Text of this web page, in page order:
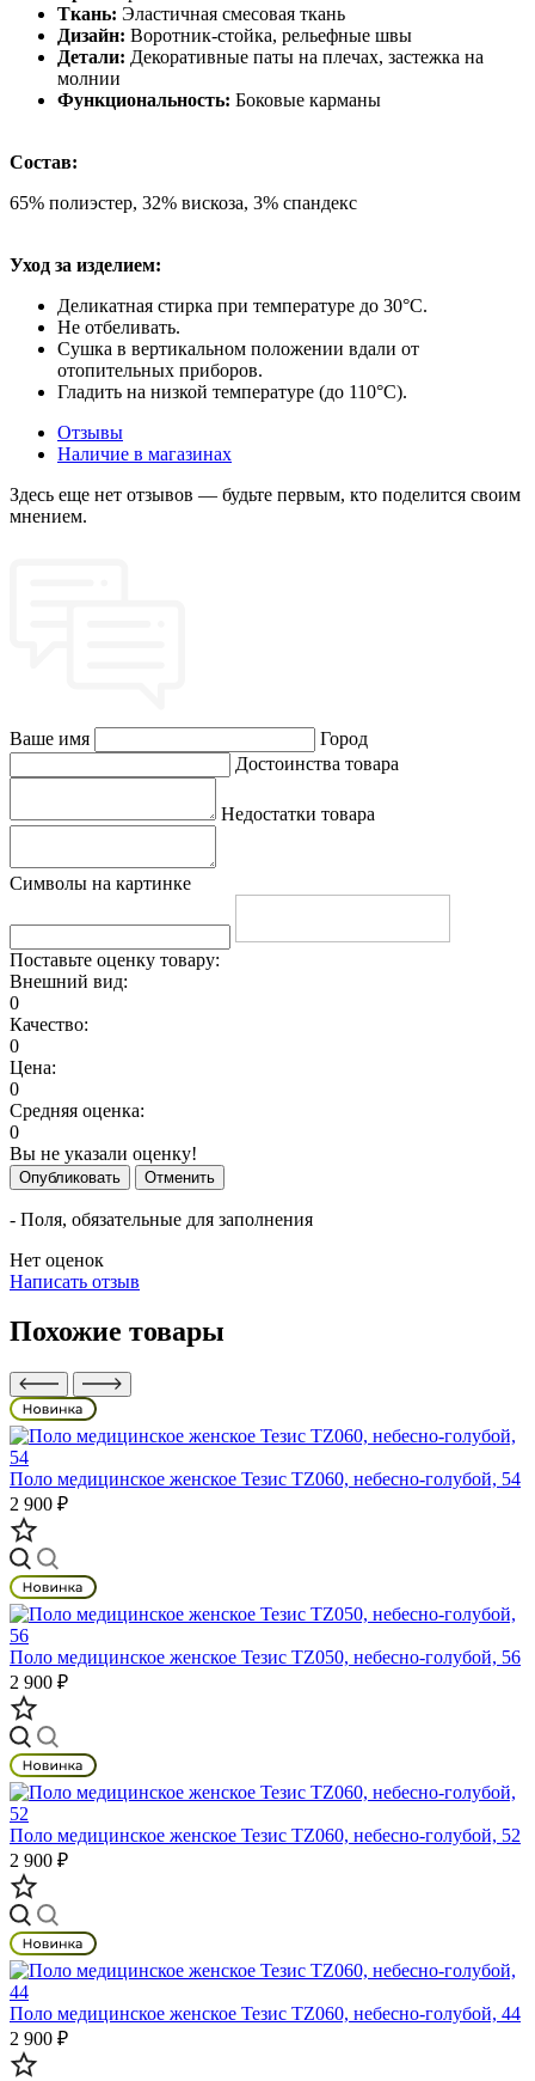
Ткань: Эластичная смесовая ткань
Дизайн: Воротник-стойка, рельефные швы
Детали: Декоративные паты на плечах, застежка на
молнии
Функциональность: Боковые карманы
Состав:
65% полиэстер, 32% вискоза, 3% спандекс
Уход за изделием:
Деликатная стирка при температуре до 30°C.
Не отбеливать.
Сушка в вертикальном положении вдали от
отопительных приборов.
Гладить на низкой температуре (до 110°C).
Отзывы
Наличие в магазинах
Здесь еще нет отзывов — будьте первым, кто поделится своим
мнением.
Ваше имя
Город
Достоинства товара
Недостатки товара
Символы на картинке
Поставьте оценку товару:
Внешний вид:
0
Качество:
0
Цена:
0
Средняя оценка:
0
Вы не указали оценку!
Опубликовать Отменить
- Поля, обязательные для заполнения
Нет оценок
Написать отзыв
Похожие товары
Поло медицинское женское Тезис TZ060, небесно-голубой, 54
2 900 ₽
Поло медицинское женское Тезис TZ050, небесно-голубой, 56
2 900 ₽
Поло медицинское женское Тезис TZ060, небесно-голубой, 52
2 900 ₽
Поло медицинское женское Тезис TZ060, небесно-голубой, 44
2 900 ₽